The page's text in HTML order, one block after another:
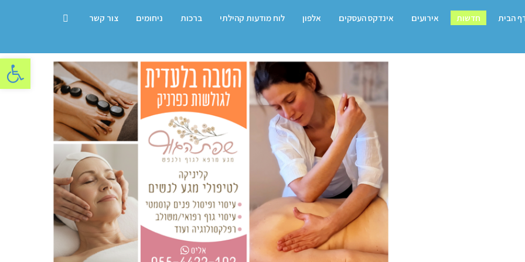
פתח
הבית חדשות אירועים אינדקס העסקים אלפון לוח מודעות קהילתי ברכות ניחומים צור קשר